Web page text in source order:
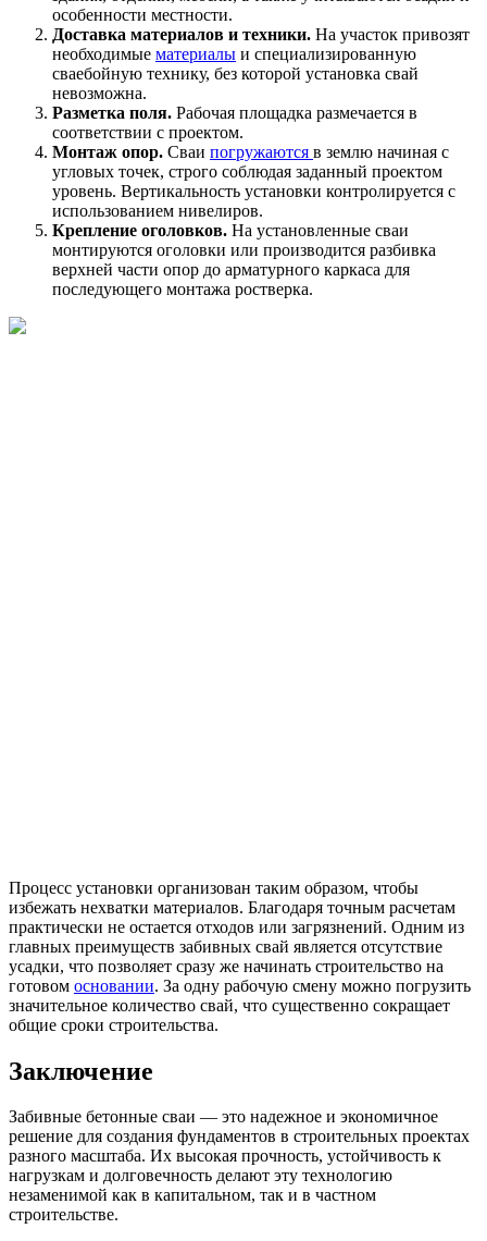
особенности местности.
Доставка материалов и техники. На участок привозят
необходимые материалы и специализированную
сваебойную технику, без которой установка свай
невозможна.
Разметка поля. Рабочая площадка размечается в
соответствии с проектом.
Монтаж опор. Сваи погружаются в землю начиная с
угловых точек, строго соблюдая заданный проектом
уровень. Вертикальность установки контролируется с
использованием нивелиров.
Крепление оголовков. На установленные сваи
монтируются оголовки или производится разбивка
верхней части опор до арматурного каркаса для
последующего монтажа ростверка.
Процесс установки организован таким образом, чтобы
избежать нехватки материалов. Благодаря точным расчетам
практически не остается отходов или загрязнений. Одним из
главных преимуществ забивных свай является отсутствие
усадки, что позволяет сразу же начинать строительство на
готовом основании. За одну рабочую смену можно погрузить
значительное количество свай, что существенно сокращает
общие сроки строительства.
Заключение
Забивные бетонные сваи — это надежное и экономичное
решение для создания фундаментов в строительных проектах
разного масштаба. Их высокая прочность, устойчивость к
нагрузкам и долговечность делают эту технологию
незаменимой как в капитальном, так и в частном
строительстве.